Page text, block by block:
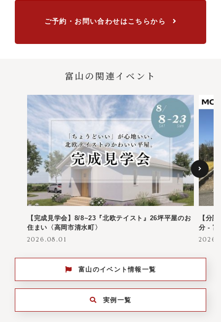
ご予約・お問い合わせはこちらから
富山の関連イベント
【完成見学会】8/8~23『北欧テイスト』26坪平屋のお
住まい〈高岡市清水町〉
2026.08.01
【分
分 - 富
富山のイベント情報一覧
実例一覧